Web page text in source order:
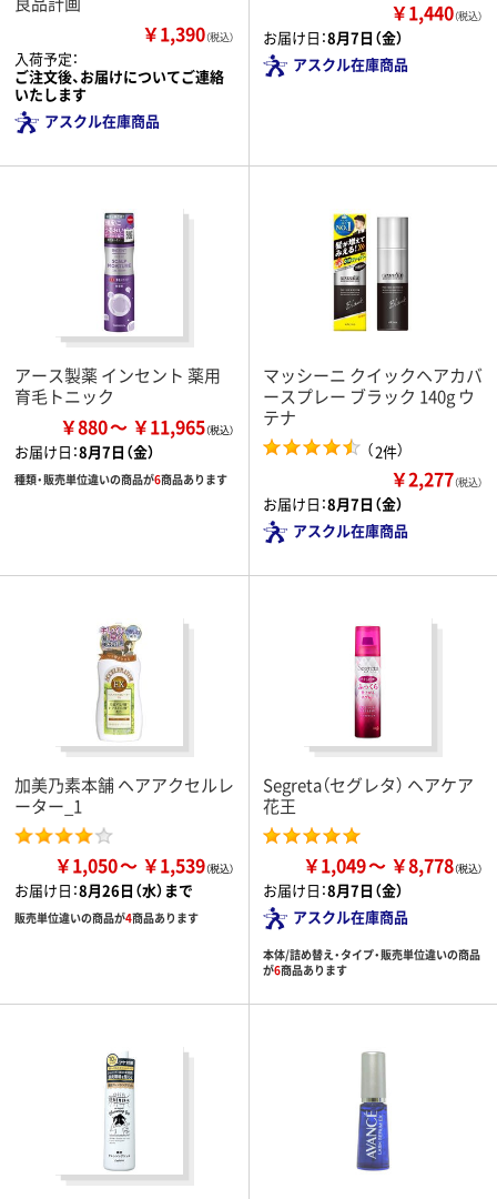
￥1,390（税込）
入荷予定：
ご注文後、お届けについてご連絡
いたします
アスクル在庫商品
￥1,440（税込）
お届け日：8月7日（金）
アスクル在庫商品
アース製薬 インセント 薬用
育毛トニック
￥880 ￥11,965
お届け日：8月7日（金）
種類・販売単位違いの商品が6商品あります
マッシーニ クイックヘアカバ
ースプレー ブラック 140g ウ
テナ
（2件）
￥2,277（税込）
お届け日：8月7日（金）
アスクル在庫商品
加美乃素本舗 ヘアアクセルレ
ーター_1
￥1,050 ￥1,539
お届け日：8月26日（水）まで
販売単位違いの商品が4商品あります
Segreta（セグレタ） ヘアケア
花王
￥1,049 ￥8,778
お届け日：8月7日（金）
アスクル在庫商品
本体/詰め替え・タイプ・販売単位違いの商品
が6商品あります